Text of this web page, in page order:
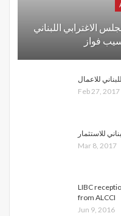
الاغترابي اللبناني
فواز
للاعمال
Feb 27, 2017
للاستثمار
Mar 8, 2017
LIBC
from ALCCI
Jun 9, 2016